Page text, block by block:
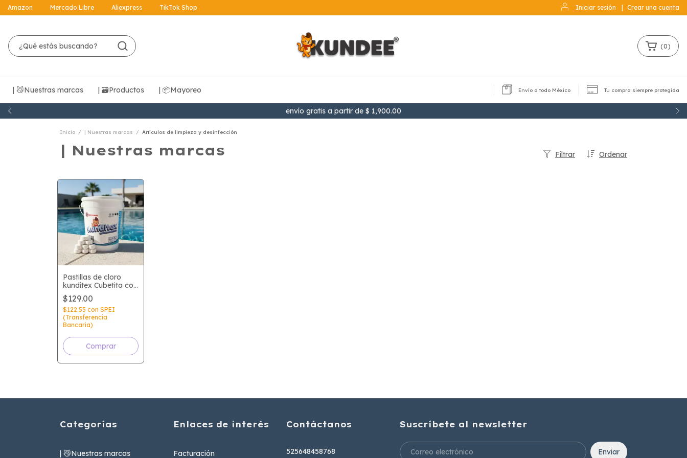
Amazon Mercado Libre Aliexpress TikTok Shop Iniciar sesión Crear una cuenta
envío gratis a partir de $ 1,900.00
(0)
| 😼Nuestras marcas | 🗃️Productos | 📦Mayoreo Envío a todo México Tu compra siempre protegida
Inicio / | Nuestras marcas / Artículos de limpieza y desinfección
| Nuestras marcas Ordenar
Filtrar
Pastillas de cloro
kunditex Cubetita con
20 pastillas
$129.00
$122.55 con SPEI
(Transferencia
Bancaria)
Categorías
| 😼Nuestras marcas
Enlaces de interés
Facturación
Contáctanos
525648458768
Suscríbete al newsletter